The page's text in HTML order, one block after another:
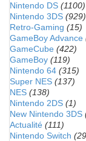
Nintendo DS (1100)
Nintendo 3DS (929)
Retro-Gaming (15)
GameBoy Advance
GameCube (422)
GameBoy (119)
Nintendo 64 (315)
Super NES (137)
NES (138)
Nintendo 2DS (1)
New Nintendo 3DS
Actualité (111)
Nintendo Switch